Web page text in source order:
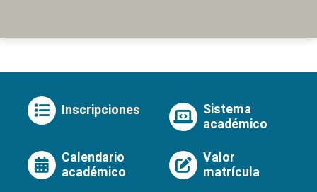
Inscripciones
Sistema
académico
Calendario
académico
Valor
matrícula